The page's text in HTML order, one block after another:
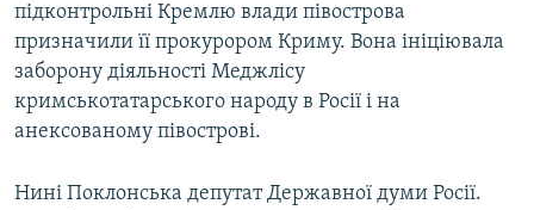
підконтрольні Кремлю влади півострова
призначили її прокурором Криму. Вона ініціювала
заборону діяльності Меджлісу
кримськотатарського народу в Росії і на
анексованому півострові.
Нині Поклонська депутат Державної думи Росії.